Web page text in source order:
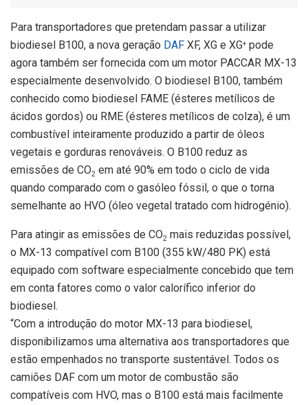
Para transportadores que pretendam passar a utilizar
biodiesel B100, a nova geração DAF XF, XG e XG+ pode
agora também ser fornecida com um motor PACCAR MX-13
especialmente desenvolvido. O biodiesel B100, também
conhecido como biodiesel FAME (ésteres metílicos de
ácidos gordos) ou RME (ésteres metílicos de colza), é um
combustível inteiramente produzido a partir de óleos
vegetais e gorduras renováveis. O B100 reduz as
emissões de CO2 em até 90% em todo o ciclo de vida
quando comparado com o gasóleo fóssil, o que o torna
semelhante ao HVO (óleo vegetal tratado com hidrogénio).
Para atingir as emissões de CO2 mais reduzidas possível,
o MX-13 compatível com B100 (355 kW/480 PK) está
equipado com software especialmente concebido que tem
em conta fatores como o valor calorífico inferior do
biodiesel.
“Com a introdução do motor MX-13 para biodiesel,
disponibilizamos uma alternativa aos transportadores que
estão empenhados no transporte sustentável. Todos os
camiões DAF com um motor de combustão são
compatíveis com HVO, mas o B100 está mais facilmente